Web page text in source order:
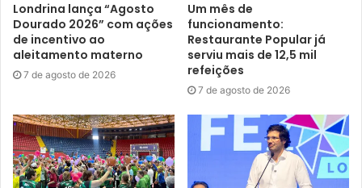
nacional e internacional.
O presidente da Codel, Fabrício Biancchi, destacou que
Londrina está dando um passo inédito ao construir um
Plano de Industrialização com método, escuta do setor
produtivo e apoio de instituições de referência como a
Fiep e o Senai. “O fato de a cidade ser escolhida como
projeto piloto mostra que Londrina tem credibilidade,
potencial econômico e capacidade de liderar uma nova
Londrina lança “Agosto
Dourado 2026” com ações
de incentivo ao
aleitamento materno
7 de agosto de 2026
Um mês de
funcionamento:
Restaurante Popular já
serviu mais de 12,5 mil
refeições
7 de agosto de 2026